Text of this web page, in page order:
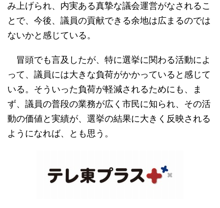
み上げられ、内実ある真摯な議会運営がなされるこ
とで、今後、議員の貢献できる余地は広まるのでは
ないかと感じている。
冒頭でも言及したが、特に選挙に関わる活動によ
って、議員には大きな負荷がかかっていると感じて
いる。そういった負荷が軽減されるためにも、ま
ず、議員の普段の業務が広く市民に知られ、その活
動の価値と実績が、選挙の結果に大きく反映される
ようになれば、とも思う。